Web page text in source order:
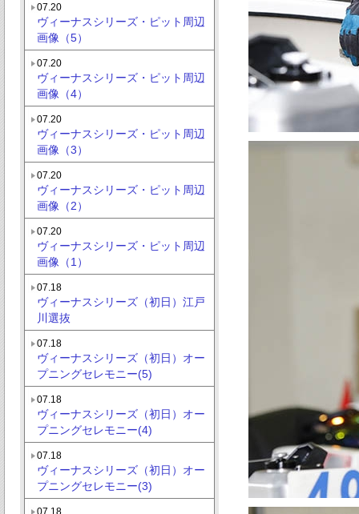
07.20
ヴィーナスシリーズ・ピット周辺
画像（5）
07.20
ヴィーナスシリーズ・ピット周辺
画像（4）
07.20
ヴィーナスシリーズ・ピット周辺
画像（3）
07.20
ヴィーナスシリーズ・ピット周辺
画像（2）
07.20
ヴィーナスシリーズ・ピット周辺
画像（1）
07.18
ヴィーナスシリーズ（初日）江戸
川選抜
07.18
ヴィーナスシリーズ（初日）オー
プニングセレモニー(5)
07.18
ヴィーナスシリーズ（初日）オー
プニングセレモニー(4)
07.18
ヴィーナスシリーズ（初日）オー
プニングセレモニー(3)
07.18